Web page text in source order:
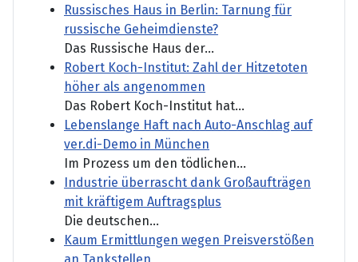
Russisches Haus in Berlin: Tarnung für
russische Geheimdienste?
Das Russische Haus der...
Robert Koch-Institut: Zahl der Hitzetoten
höher als angenommen
Das Robert Koch-Institut hat...
Lebenslange Haft nach Auto-Anschlag auf
ver.di-Demo in München
Im Prozess um den tödlichen...
Industrie überrascht dank Großaufträgen
mit kräftigem Auftragsplus
Die deutschen...
Kaum Ermittlungen wegen Preisverstößen